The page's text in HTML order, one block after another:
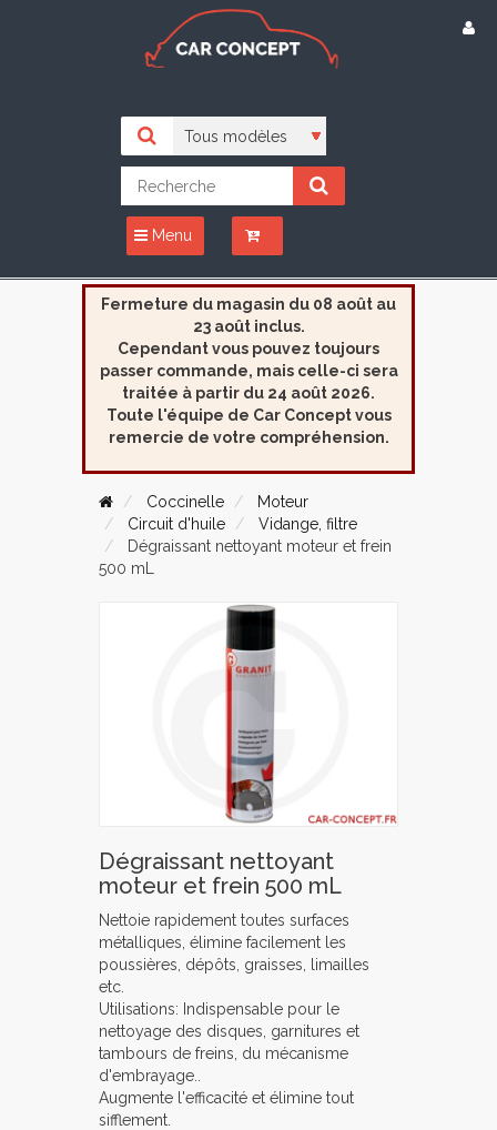
Menu
Fermeture du magasin du 08 août au
23 août inclus.
Cependant vous pouvez toujours
passer commande, mais celle-ci sera
traitée à partir du 24 août 2026.
Toute l'équipe de Car Concept vous
remercie de votre compréhension.
Coccinelle
Moteur
Circuit d'huile
Vidange, filtre
Dégraissant nettoyant moteur et frein
500 mL
Dégraissant nettoyant
moteur et frein 500 mL
Nettoie rapidement toutes surfaces
métalliques, élimine facilement les
poussières, dépôts, graisses, limailles
etc.
Utilisations: Indispensable pour le
nettoyage des disques, garnitures et
tambours de freins, du mécanisme
d'embrayage..
Augmente l'efficacité et élimine tout
sifflement.